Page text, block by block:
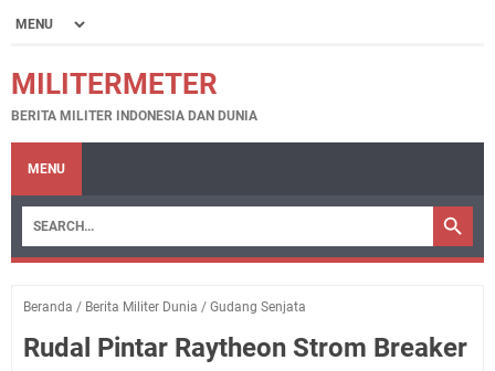
MILITERMETER
BERITA MILITER INDONESIA DAN DUNIA
MENU
Beranda / Berita Militer Dunia / Gudang Senjata
Rudal Pintar Raytheon Strom Breaker